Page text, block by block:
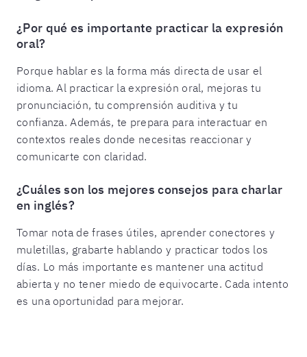
¿Por qué es importante practicar la expresión
oral?
Porque hablar es la forma más directa de usar el
idioma. Al practicar la expresión oral, mejoras tu
pronunciación, tu comprensión auditiva y tu
confianza. Además, te prepara para interactuar en
contextos reales donde necesitas reaccionar y
comunicarte con claridad.
¿Cuáles son los mejores consejos para charlar
en inglés?
Tomar nota de frases útiles, aprender conectores y
muletillas, grabarte hablando y practicar todos los
días. Lo más importante es mantener una actitud
abierta y no tener miedo de equivocarte. Cada intento
es una oportunidad para mejorar.